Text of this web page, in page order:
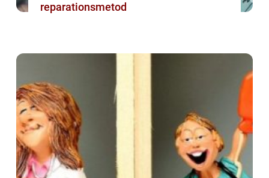
reparationsmetod